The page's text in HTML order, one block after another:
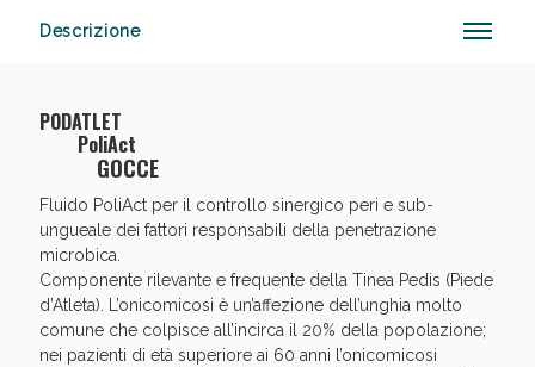
Descrizione
PODATLET
PoliAct
GOCCE
Fluido PoliAct per il controllo sinergico peri e sub-
ungueale dei fattori responsabili della penetrazione
microbica.
Componente rilevante e frequente della Tinea Pedis (Piede
d’Atleta). L’onicomicosi è un’affezione dell’unghia molto
comune che colpisce all’incirca il 20% della popolazione;
nei pazienti di età superiore ai 60 anni l’onicomicosi